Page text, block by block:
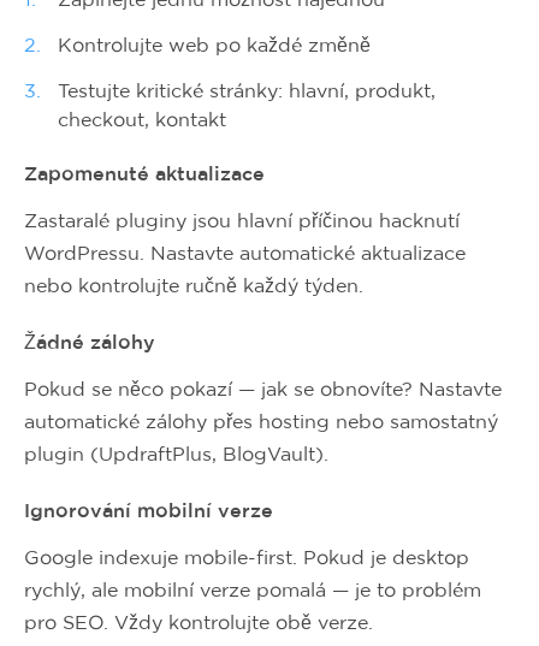
Kontrolujte web po každé změně
Testujte kritické stránky: hlavní, produkt,
checkout, kontakt
Zapomenuté aktualizace
Zastaralé pluginy jsou hlavní příčinou hacknutí
WordPressu. Nastavte automatické aktualizace
nebo kontrolujte ručně každý týden.
Žádné zálohy
Pokud se něco pokazí — jak se obnovíte? Nastavte
automatické zálohy přes hosting nebo samostatný
plugin (UpdraftPlus, BlogVault).
Ignorování mobilní verze
Google indexuje mobile-first. Pokud je desktop
rychlý, ale mobilní verze pomalá — je to problém
pro SEO. Vždy kontrolujte obě verze.